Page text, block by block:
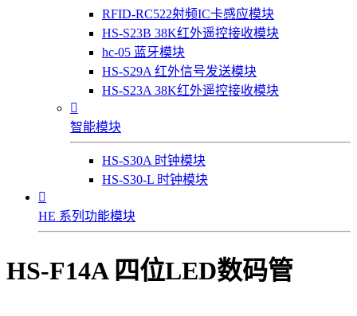
RFID-RC522射频IC卡感应模块
HS-S23B 38K红外遥控接收模块
hc-05 蓝牙模块
HS-S29A 红外信号发送模块
HS-S23A 38K红外遥控接收模块

智能模块
HS-S30A 时钟模块
HS-S30-L 时钟模块

HE 系列功能模块
HS-F14A 四位LED数码管